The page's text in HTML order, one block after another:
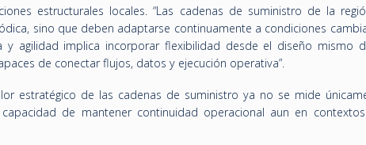
estructurales locales. “Las cadenas de suministro de la
sino que deben adaptarse continuamente a condiciones
y agilidad implica incorporar flexibilidad desde el diseño mismo
de conectar flujos, datos y ejecución operativa”.
estratégico de las cadenas de suministro ya no se mide
de mantener continuidad operacional aun en